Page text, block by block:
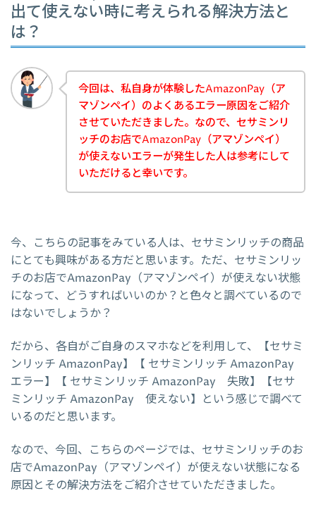
出て使えない時に考えられる解決方法と
は？
今回は、私自身が体験したAmazonPay（ア
マゾンペイ）のよくあるエラー原因をご紹介
させていただきました。なので、セサミンリ
ッチのお店でAmazonPay（アマゾンペイ）
が使えないエラーが発生した人は参考にして
いただけると幸いです。
今、こちらの記事をみている人は、セサミンリッチの商品
にとても興味がある方だと思います。ただ、セサミンリッ
チのお店でAmazonPay（アマゾンペイ）が使えない状態
になって、どうすればいいのか？と色々と調べているので
はないでしょうか？
だから、各自がご自身のスマホなどを利用して、【セサミ
ンリッチ AmazonPay】【 セサミンリッチ AmazonPay
エラー】【 セサミンリッチ AmazonPay 失敗】【セサ
ミンリッチ AmazonPay 使えない】という感じで調べて
いるのだと思います。
なので、今回、こちらのページでは、セサミンリッチのお
店でAmazonPay（アマゾンペイ）が使えない状態になる
原因とその解決方法をご紹介させていただきました。